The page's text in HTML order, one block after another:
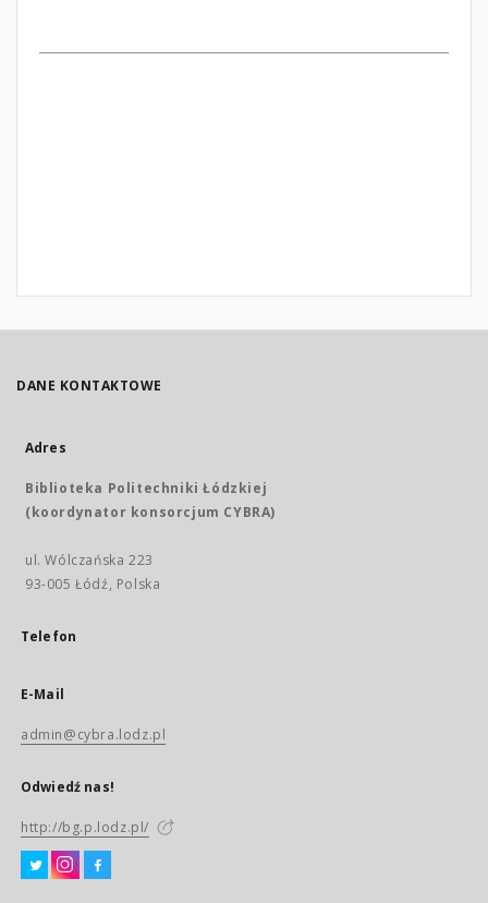
DANE KONTAKTOWE
Adres
Biblioteka Politechniki Łódzkiej
(koordynator konsorcjum CYBRA)
ul. Wólczańska 223
93-005 Łódź, Polska
Telefon
E-Mail
admin@cybra.lodz.pl
Odwiedź nas!
http://bg.p.lodz.pl/